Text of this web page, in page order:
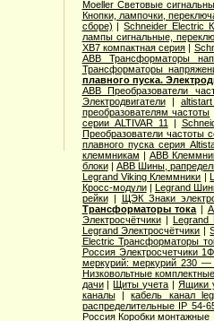
Moeller Световые
Кнопки, лампочки,
сборе) |Schneider Electric
лампы сигнальные,
XB7 компактная серия |
ABB Трансформаторы
Трансформаторы
плавного пуска.
ABB Преобразователи
Электродвигатели|
преобразователям частоты
серии ALTIVAR 11
|
Преобразователи частоты
плавного пуска серия
клеммникам | ABB
блоки| ABB Шины,
Legrand Viking Клеммники |
Кросс-модули| Legrand
рейки| ЩЭК Знаки
Трансформаторы тока |
Электросчётчики| Legrand
Legrand Электросчётчики |
Electric Трансформаторы
Россия Электросчетчики
меркурий: меркурий 230 —
Низковольтные
дачи|Щиты учета |Ящики
каналы|кабель канал
распределительные IP 54-
Россия Коробки монтажные